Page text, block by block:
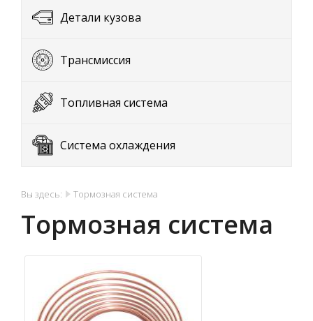
Детали кузова
Трансмиссия
Топливная система
Система охлаждения
Вы здесь: Тормозная система
Тормозная система